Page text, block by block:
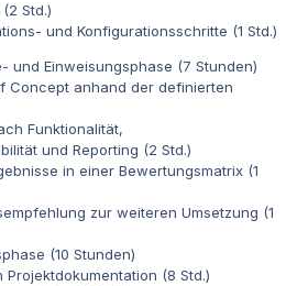
Std.)
und Konfigurationsschritte (1 Std.)
und Einweisungsphase (7 Stunden)
Concept anhand der definierten
Funktionalität,
und Reporting (2 Std.)
in einer Bewertungsmatrix (1
zur weiteren Umsetzung (1
(10 Stunden)
(8 Std.)